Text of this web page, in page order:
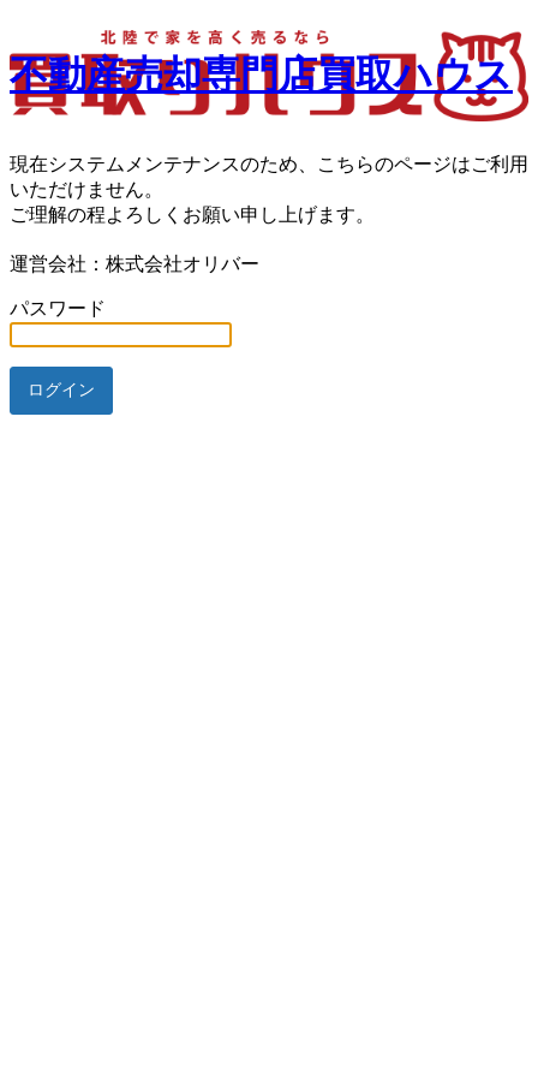
不動産売却専門店買取ハウス
現在システムメンテナンスのため、こちらのページはご利用
いただけません。
ご理解の程よろしくお願い申し上げます。
運営会社：株式会社オリバー
パスワード